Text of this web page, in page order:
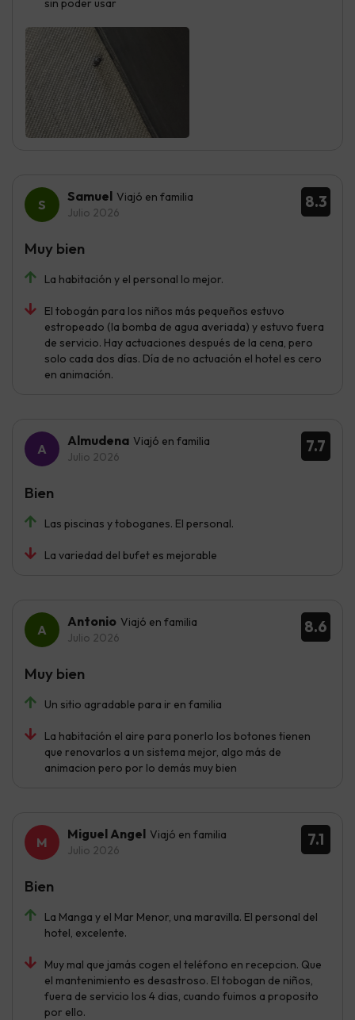
sin poder usar
8.3
Samuel Viajó en familia
Julio 2026
La habitación y el personal lo mejor.
El tobogán para los niños más pequeños estuvo
estropeado (la bomba de agua averiada) y estuvo fuera
de servicio. Hay actuaciones después de la cena, pero
solo cada dos días. Día de no actuación el hotel es cero
en animación.
Muy bien
7.7
Almudena Viajó en familia
Julio 2026
Las piscinas y toboganes. El personal.
La variedad del bufet es mejorable
Bien
8.6
Antonio Viajó en familia
Julio 2026
Un sitio agradable para ir en familia
La habitación el aire para ponerlo los botones tienen
que renovarlos a un sistema mejor, algo más de
animacion pero por lo demás muy bien
Muy bien
7.1
Miguel Angel Viajó en familia
Julio 2026
La Manga y el Mar Menor, una maravilla. El personal del
hotel, excelente.
Muy mal que jamás cogen el teléfono en recepcion. Que
el mantenimiento es desastroso. El tobogan de niños,
fuera de servicio los 4 dias, cuando fuimos a proposito
por ello.
Bien